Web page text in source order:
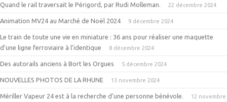
Quand le rail traversait le Périgord, par Rudi Molleman. 22 décembre 2024
Animation MV24 au Marché de Noël 2024 9 décembre 2024
Le train de toute une vie en miniature : 36 ans pour réaliser une maquette
d’une ligne ferroviaire à l’identique
8 décembre 2024
Des autorails anciens à Bort les Orgues 5 décembre 2024
NOUVELLES PHOTOS DE LA RHUNE 13 novembre 2024
Mériller Vapeur 24 est à la recherche d’une personne bénévole.
12 novembre